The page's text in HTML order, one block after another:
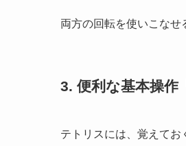
両方の回転を使いこなせ
3. 便利な基本操作
テトリスには、覚えてお